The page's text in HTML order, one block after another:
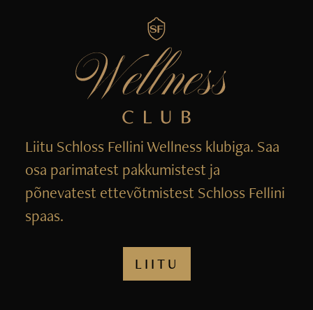
Liitu Schloss Fellini Wellness klubiga. Saa
osa parimatest pakkumistest ja
põnevatest ettevõtmistest Schloss Fellini
spaas.
LIITU